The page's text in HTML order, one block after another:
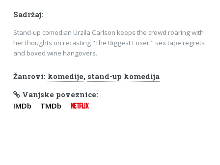
Sadržaj:
Stand-up comedian Urzila Carlson keeps the crowd roaring with
her thoughts on recasting "The Biggest Loser," sex tape regrets
and boxed wine hangovers.
Žanrovi: komedije, stand-up komedija
Vanjske poveznice:
IMDb TMDb NETFLIX